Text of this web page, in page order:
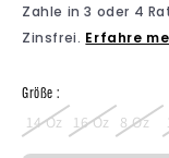
Größe :
14 Oz 16 Oz 8 Oz